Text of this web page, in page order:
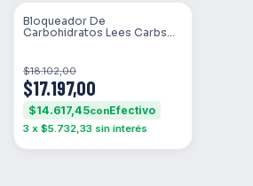
SIN STOCK
Bloqueador De
Carbohidratos Lees Carbs
$17.197,00
$18.102,00
$14.617,45con
3 x $5.732,33 sin interés